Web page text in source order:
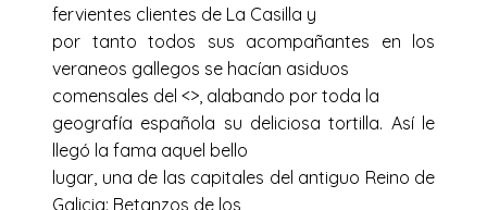
fervientes clientes de La Casilla y
por tanto todos sus acompañantes en los
veraneos gallegos se hacían asiduos
comensales del <>, alabando por toda la
geografía española su deliciosa tortilla. Así le
llegó la fama aquel bello
lugar, una de las capitales del antiguo Reino de
Galicia: Betanzos de los